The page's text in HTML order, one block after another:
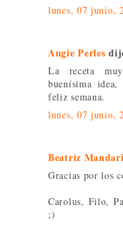
lunes, 07 junio,
Angie Perles
La receta
buenísima
feliz semana.
lunes, 07 junio,
Beatriz
Gracias por los
Carolus, Filo,
;)